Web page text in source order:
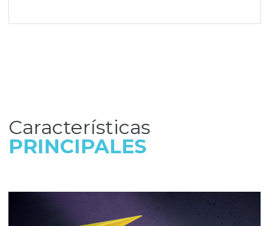
Características
PRINCIPALES